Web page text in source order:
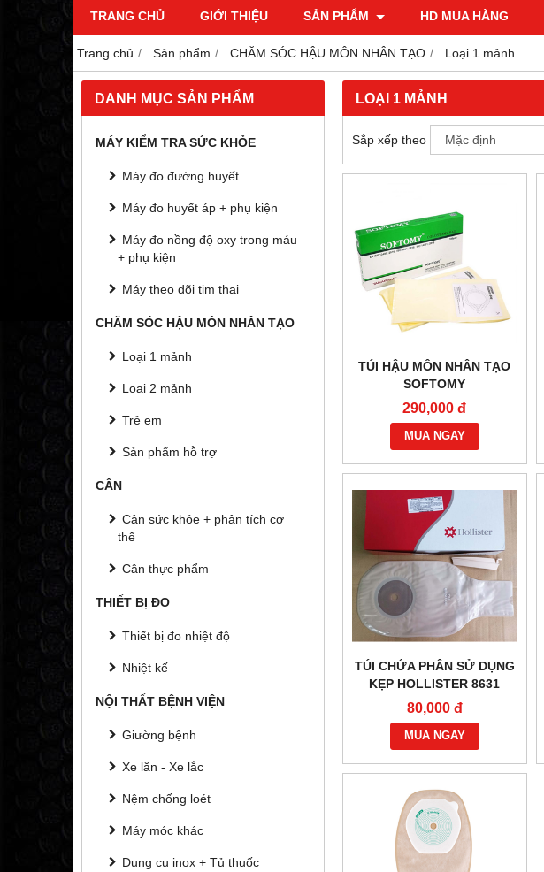
TRANG CHỦ GIỚI THIỆU SẢN PHẨM HD MUA HÀNG
Trang chủ Sản phẩm CHĂM SÓC HẬU MÔN NHÂN TẠO Loại 1 mảnh
DANH MỤC SẢN PHẨM
MÁY KIỂM TRA SỨC KHỎE
Máy đo đường huyết
Máy đo huyết áp + phụ kiện
Máy đo nồng độ oxy trong máu
+ phụ kiện
Máy theo dõi tim thai
CHĂM SÓC HẬU MÔN NHÂN TẠO
Loại 1 mảnh
Loại 2 mảnh
Trẻ em
Sản phẩm hỗ trợ
CÂN
Cân sức khỏe + phân tích cơ
thể
Cân thực phẩm
THIẾT BỊ ĐO
Thiết bị đo nhiệt độ
Nhiệt kế
NỘI THẤT BỆNH VIỆN
Giường bệnh
Xe lăn - Xe lắc
Nệm chống loét
Máy móc khác
Dụng cụ inox + Tủ thuốc
LOẠI 1 MẢNH
Sắp xếp theo
TÚI HẬU MÔN NHÂN TẠO
SOFTOMY
290,000 đ
MUA NGAY
TÚI CHỨA PHÂN SỬ DỤNG
KẸP HOLLISTER 8631
80,000 đ
MUA NGAY